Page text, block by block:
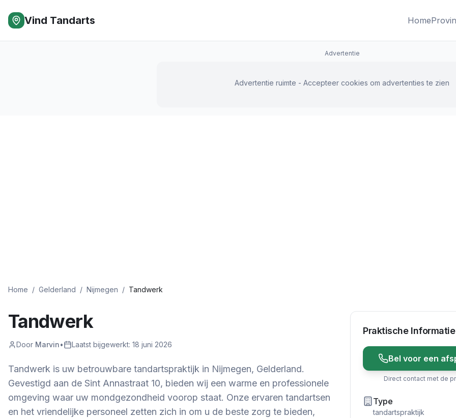
Vind Tandarts Home
Advertentie
Advertentie ruimte - Accepteer cookies om advertenties te zien
Home / Gelderland / Nijmegen / Tandwerk
Tandwerk
Door Marvin• Laatst bijgewerkt: 18 juni 2026
Tandwerk is uw betrouwbare tandartspraktijk in Nijmegen, Gelderland.
Gevestigd aan de Sint Annastraat 10, bieden wij een warme en professionele
omgeving waar uw mondgezondheid voorop staat. Onze ervaren tandartsen
en het vriendelijke personeel zetten zich in om u de beste zorg te bieden,
Praktische Informatie
Bel voor een
Direct contact met de
Type
tandartspraktijk